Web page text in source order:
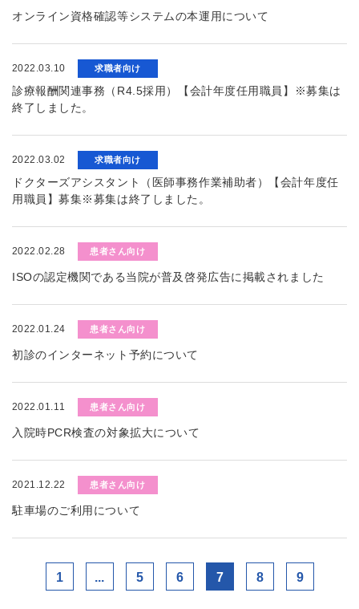
オンライン資格確認等システムの本運用について
2022.03.10 求職者向け
診療報酬関連事務（R4.5採用）【会計年度任用職員】※募集は
終了しました。
2022.03.02 求職者向け
ドクターズアシスタント（医師事務作業補助者）【会計年度任
用職員】募集※募集は終了しました。
2022.02.28 患者さん向け
ISOの認定機関である当院が普及啓発広告に掲載されました
2022.01.24 患者さん向け
初診のインターネット予約について
2022.01.11 患者さん向け
入院時PCR検査の対象拡大について
2021.12.22 患者さん向け
駐車場のご利用について
1 ... 5 6 7 8 9